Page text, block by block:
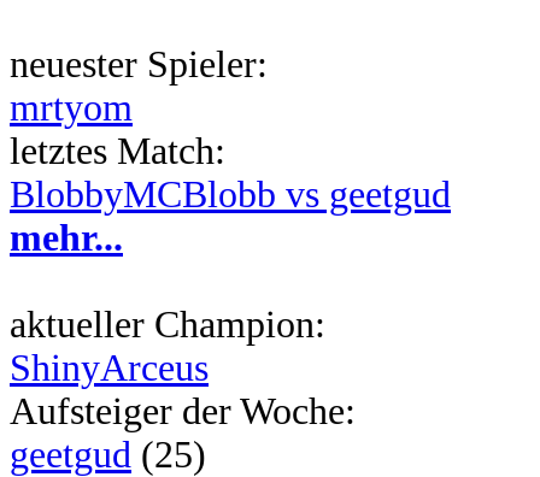
neuester Spieler:
mrtyom
letztes Match:
BlobbyMCBlobb vs geetgud
mehr...
aktueller Champion:
ShinyArceus
Aufsteiger der Woche:
geetgud (25)